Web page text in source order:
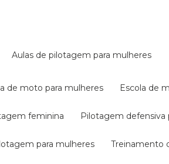
aulas de pilotagem para mulheres
de moto para mulheres escola de
feminina pilotagem
para mulheres treinamento